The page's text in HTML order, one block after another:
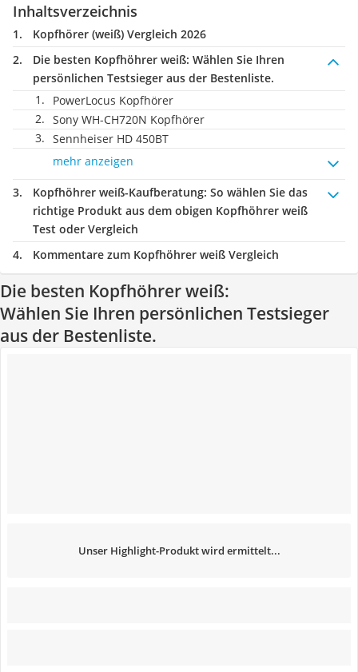
Inhaltsverzeichnis
Kopfhörer (weiß) Vergleich 2026
Die besten Kopfhöhrer weiß: Wählen Sie Ihren
persönlichen Testsieger aus der Bestenliste.
PowerLocus Kopfhörer
Sony WH-CH720N Kopfhörer
Sennheiser HD 450BT
mehr anzeigen
Kopfhöhrer weiß-Kaufberatung: So wählen Sie das
richtige Produkt aus dem obigen Kopfhöhrer weiß
Test oder Vergleich
Kommentare zum Kopfhöhrer weiß Vergleich
Die besten Kopfhöhrer weiß:
Wählen Sie Ihren persönlichen Testsieger
aus der Bestenliste.
Unser Highlight-Produkt wird ermittelt...